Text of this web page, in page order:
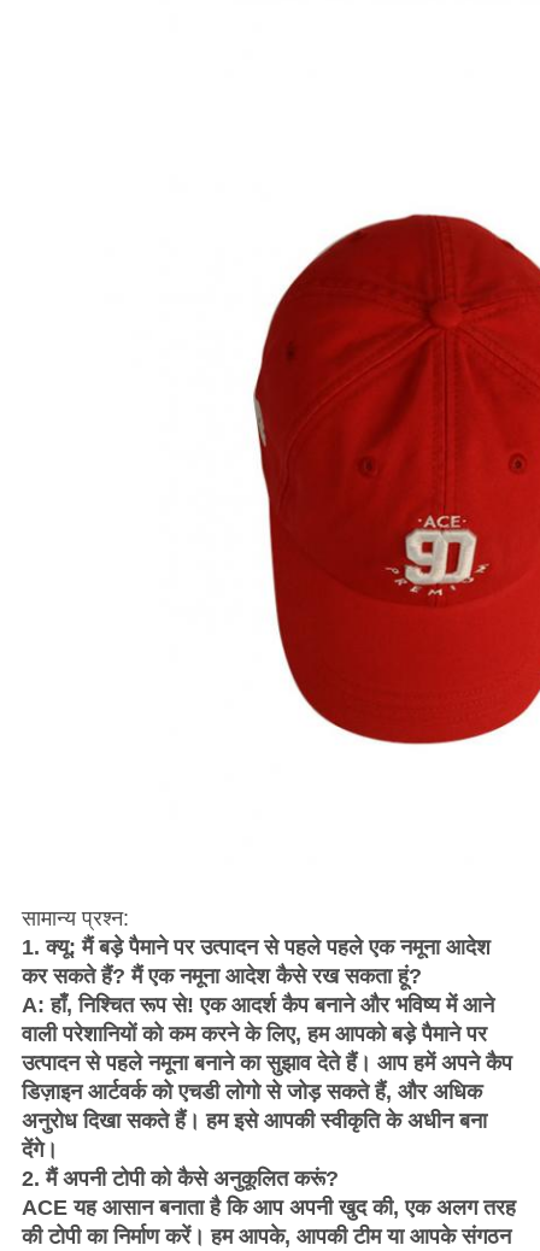
सामान्य प्रश्न:
1. क्यू: मैं बड़े पैमाने पर उत्पादन से पहले पहले एक नमूना आदेश
कर सकते हैं? मैं एक नमूना आदेश कैसे रख सकता हूं?
A: हाँ, निश्चित रूप से! एक आदर्श कैप बनाने और भविष्य में आने
वाली परेशानियों को कम करने के लिए, हम आपको बड़े पैमाने पर
उत्पादन से पहले नमूना बनाने का सुझाव देते हैं। आप हमें अपने कैप
डिज़ाइन आर्टवर्क को एचडी लोगो से जोड़ सकते हैं, और अधिक
अनुरोध दिखा सकते हैं। हम इसे आपकी स्वीकृति के अधीन बना
देंगे।
2. मैं अपनी टोपी को कैसे अनुकूलित करूं?
ACE यह आसान बनाता है कि आप अपनी खुद की, एक अलग तरह
की टोपी का निर्माण करें। हम आपके, आपकी टीम या आपके संगठन